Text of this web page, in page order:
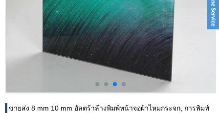
ขายส่ง 8 mm 10 mm อัลตร้าล้างพิมพ์หน้าจอผ้าไหมกระจก, การพิมพ์